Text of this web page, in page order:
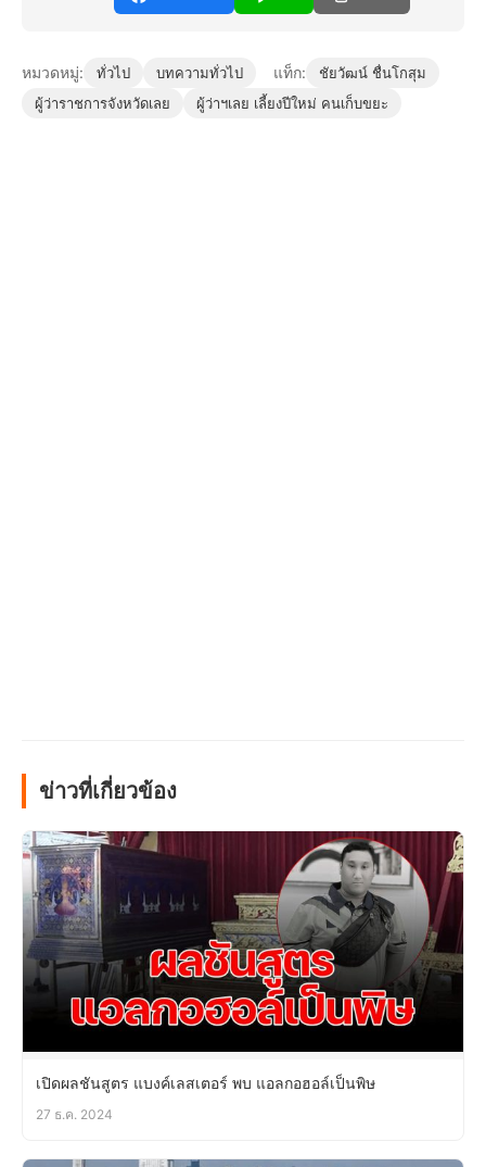
หมวดหมู่: ทั่วไป บทความทั่วไป แท็ก:
ชัยวัฒน์ ชื่นโกสุม
ผู้ว่าราชการจังหวัดเลย
ผู้ว่าฯเลย เลี้ยงปีใหม่ คนเก็บขยะ
ข่าวที่เกี่ยวข้อง
เปิดผลชันสูตร แบงค์เลสเตอร์ พบ แอลกอฮอล์เป็นพิษ
27 ธ.ค. 2024